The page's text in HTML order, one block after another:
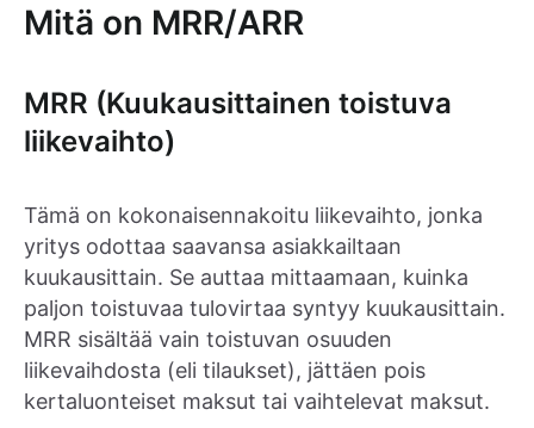
Mitä on MRR/ARR
MRR (Kuukausittainen toistuva
liikevaihto)
Tämä on kokonaisennakoitu liikevaihto, jonka
yritys odottaa saavansa asiakkailtaan
kuukausittain. Se auttaa mittaamaan, kuinka
paljon toistuvaa tulovirtaa syntyy kuukausittain.
MRR sisältää vain toistuvan osuuden
liikevaihdosta (eli tilaukset), jättäen pois
kertaluonteiset maksut tai vaihtelevat maksut.